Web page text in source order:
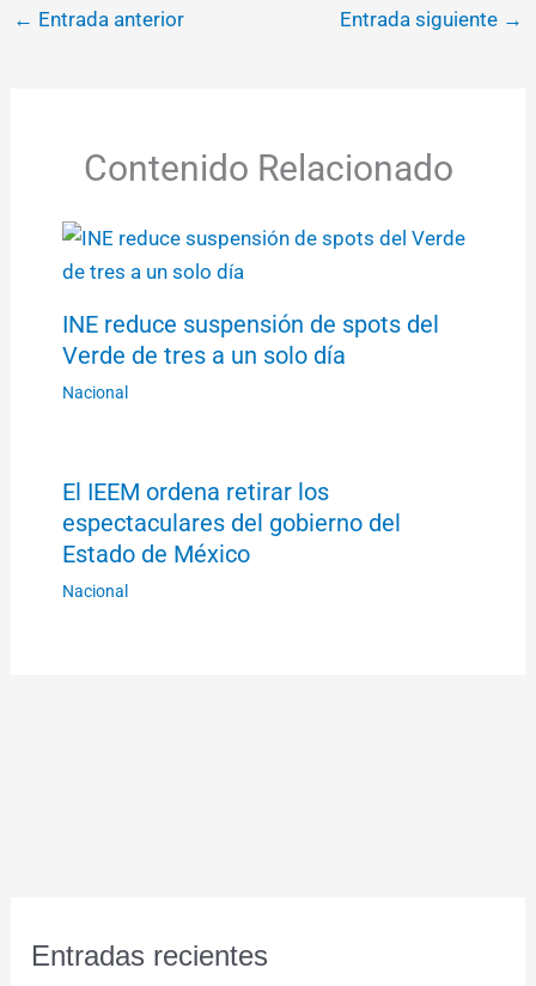
← Entrada anterior Entrada siguiente →
Contenido Relacionado
INE reduce suspensión de spots del
Verde de tres a un solo día
Nacional
El IEEM ordena retirar los
espectaculares del gobierno del
Estado de México
Nacional
Entradas recientes